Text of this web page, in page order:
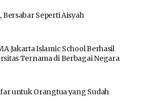
Bersabar Seperti Aisyah
Jakarta Islamic School Berhasil
Ternama di Berbagai Negara
untuk Orangtua yang Sudah